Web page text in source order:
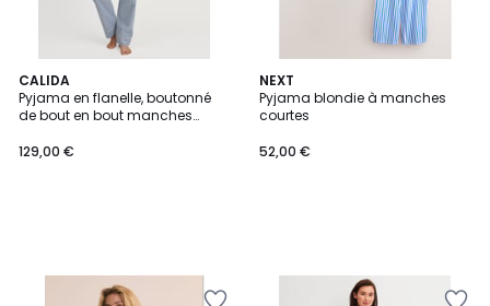
CALIDA
Pyjama en flanelle, boutonné
de bout en bout manches
129,00 €
NEXT
Pyjama blondie à manches
courtes
52,00 €